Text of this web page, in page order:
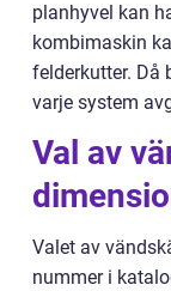
planhyvel kan
kombimaskin
felderkutter. Då
varje system
Val av
Valet av
nummer i